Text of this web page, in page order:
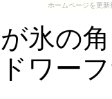
ホームページを更
の角
ワー